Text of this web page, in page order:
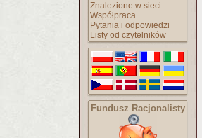
Znalezione w sieci
Współpraca
Pytania i odpowiedzi
Listy od czytelników
Fundusz Racjonalisty